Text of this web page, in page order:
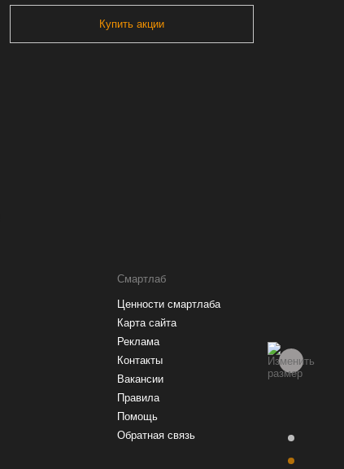
Купить акции
Смартлаб
Ценности смартлаба
Карта сайта
Реклама
Контакты
Вакансии
Правила
Помощь
Обратная связь